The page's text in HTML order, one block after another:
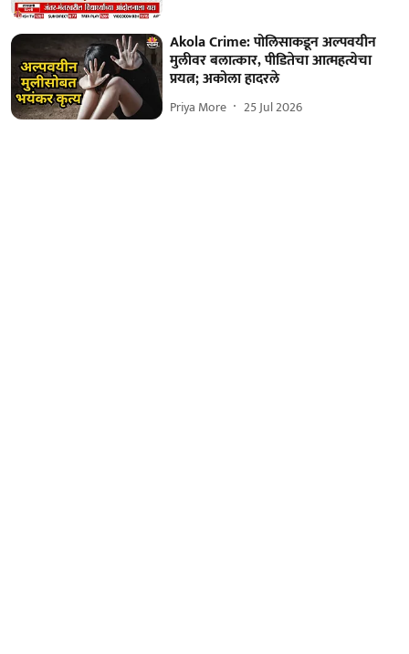
Akola Crime: पोलिसाकडून अल्पवयीन
मुलीवर बलात्कार, पीडितेचा आत्महत्येचा
प्रयत्न; अकोला हादरले
Priya More 25 Jul 2026